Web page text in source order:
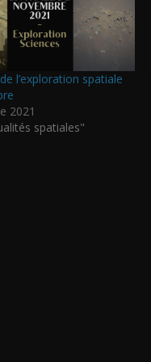
l’exploration spatiale
2021
spatiales"